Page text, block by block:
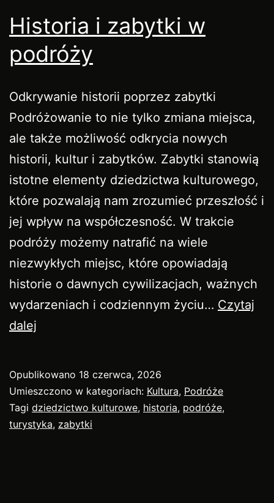
Historia i zabytki w
podróży
Odkrywanie historii poprzez zabytki
Podróżowanie to nie tylko zmiana miejsca,
ale także możliwość odkrycia nowych
historii, kultur i zabytków. Zabytki stanowią
istotne elementy dziedzictwa kulturowego,
które pozwalają nam zrozumieć przeszłość i
jej wpływ na współczesność. W trakcie
podróży możemy natrafić na wiele
niezwykłych miejsc, które opowiadają
historie o dawnych cywilizacjach, ważnych
wydarzeniach i codziennym życiu… Czytaj
dalej
w
podróży
Opublikowano 18 czerwca, 2026
Umieszczono w kategoriach: Kultura, Podróże
Tagi dziedzictwo kulturowe, historia, podróże,
turystyka, zabytki